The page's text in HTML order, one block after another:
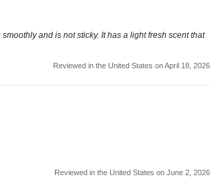
and is not sticky. It has a light fresh scent that
Reviewed in the United States on April 18, 2026
Reviewed in the United States on June 2, 2026